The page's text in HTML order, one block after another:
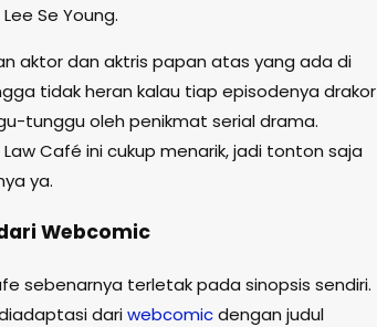
Se Young.
aktor dan aktris papan atas yang ada di
tidak heran kalau tiap episodenya drakor
tunggu oleh penikmat serial drama.
Café ini cukup menarik, jadi tonton saja
ya.
Webcomic
sebenarnya terletak pada sinopsis sendiri.
dariwebcomicdengan judul